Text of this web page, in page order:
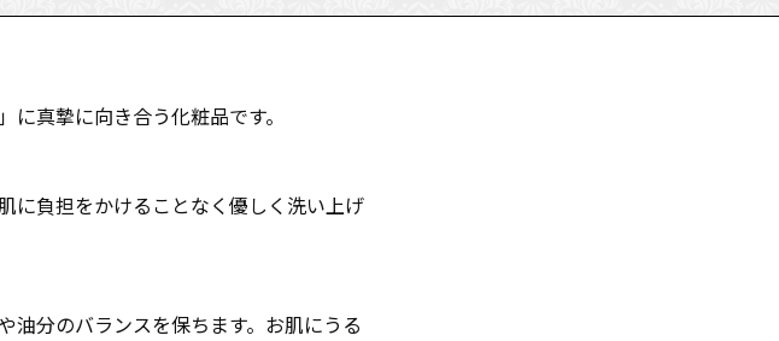
真摯に向き合う化粧品です。
に負担をかけることなく優しく洗い上げ
油分のバランスを保ちます。お肌にうる